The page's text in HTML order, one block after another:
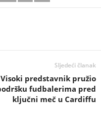
Sljedeći članak
​Visoki predstavnik pružio
fudbalerima pred
ključni meč u Cardiffu